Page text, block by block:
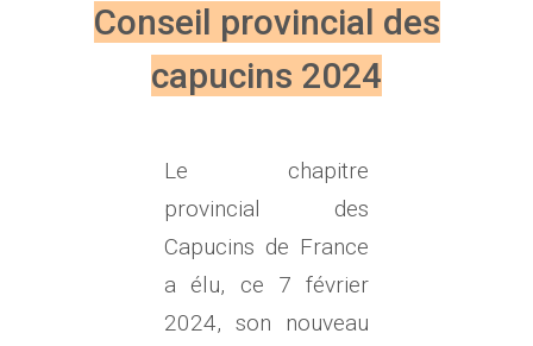
Conseil provincial des
capucins 2024
Le chapitre
provincial des
Capucins de France
a élu, ce 7 février
2024, son nouveau